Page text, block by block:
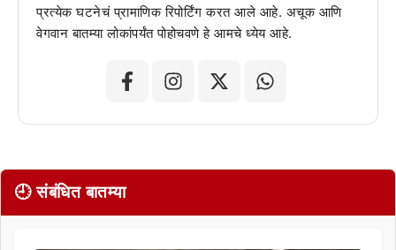
प्रत्येक घटनेचं प्रामाणिक रिपोर्टिंग करत आले आहे. अचूक आणि
वेगवान बातम्या लोकांपर्यंत पोहोचवणे हे आमचे ध्येय आहे.
🕘 संबंधित बातम्या